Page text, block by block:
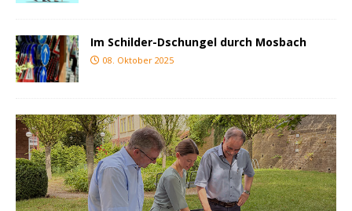
Im Schilder-Dschungel durch Mosbach
08. Oktober 2025